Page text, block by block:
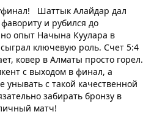
Шаттык Алайдар дал
и рубился до
но опыт Начына Куулара в
сыграл ключевую роль. Счет 5:4
ковер в Алматы просто горел.
с выходом в финал, а
с такой качественной
забирать бронзу в
матч!